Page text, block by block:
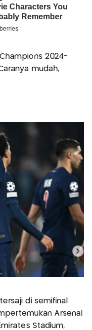
2024-
mudah,
di semifinal
Arsenal
Stadium,